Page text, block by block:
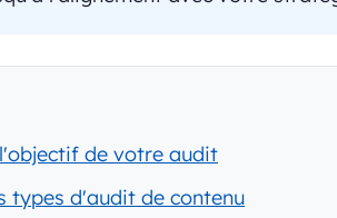
de votre audit
types d'audit de contenu